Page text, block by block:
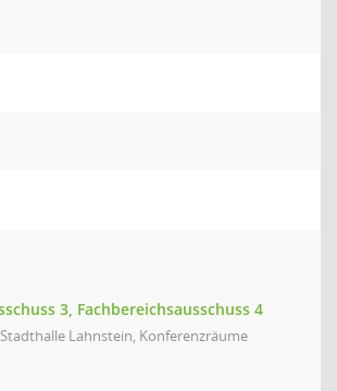
3, Fachbereichsausschuss 4
Stadthalle Lahnstein, Konferenzräume